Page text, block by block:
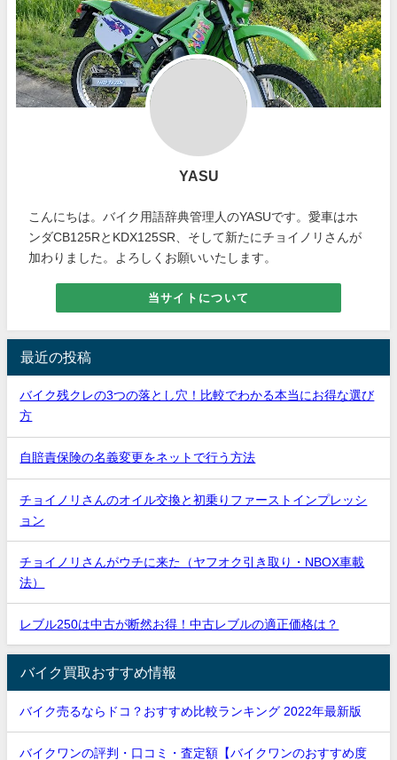
YASU
こんにちは。バイク用語辞典管理人のYASUです。愛車はホ
ンダCB125RとKDX125SR、そして新たにチョイノリさんが
加わりました。よろしくお願いいたします。
当サイトについて
最近の投稿
バイク残クレの3つの落とし穴！比較でわかる本当にお得な選び
方
自賠責保険の名義変更をネットで行う方法
チョイノリさんのオイル交換と初乗りファーストインプレッシ
ョン
チョイノリさんがウチに来た（ヤフオク引き取り・NBOX車載
法）
レブル250は中古が断然お得！中古レブルの適正価格は？
バイク買取おすすめ情報
バイク売るならドコ？おすすめ比較ランキング 2022年最新版
バイクワンの評判・口コミ・査定額【バイクワンのおすすめ度